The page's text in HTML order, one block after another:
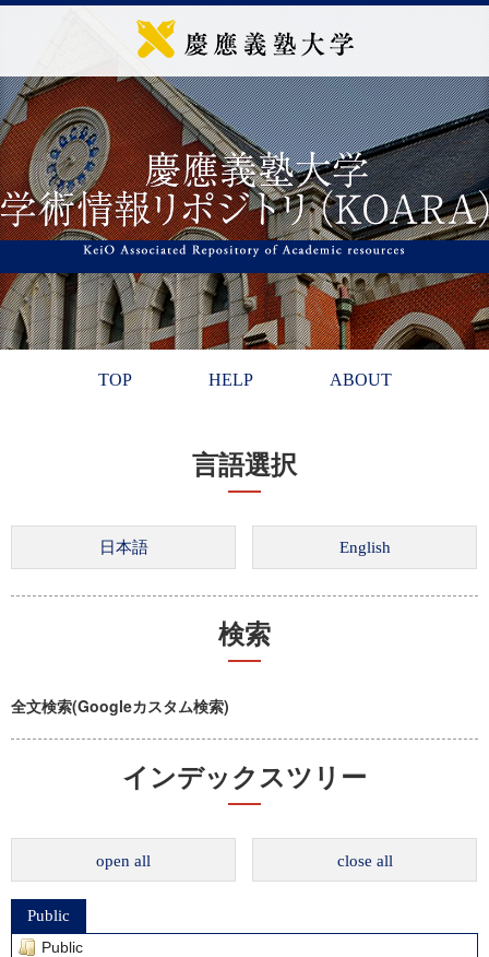
TOP HELP ABOUT
言語選択
検索
全文検索(Googleカスタム検索)
インデックスツリー
open all close all
Public
Public